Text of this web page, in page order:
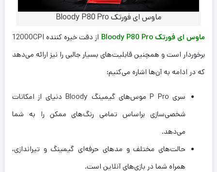
ماوس ای فورتک Bloody P80 Pro
ماوس ای فورتک Bloody P80 Pro
از دقت خیره کننده 12000CPI
برخوردار است و همچنین قابلیت‌های بسیار جالبی را نیز ارائه می‌دهد
که در ادامه به آن‌ها اشاره می‌کنیم:
سری P Pro موس‌های گیمینگ Bloody دنیای از امکانات
شخصی‌سازی براساس تمامی رنگ‌های ممکن را به شما
می‌دهد.
حالت‌های مختلف و مدهای حرفه‌ای گیمینگ و تیراندازی،
همراه شما در بازی‌های آنلاین است.